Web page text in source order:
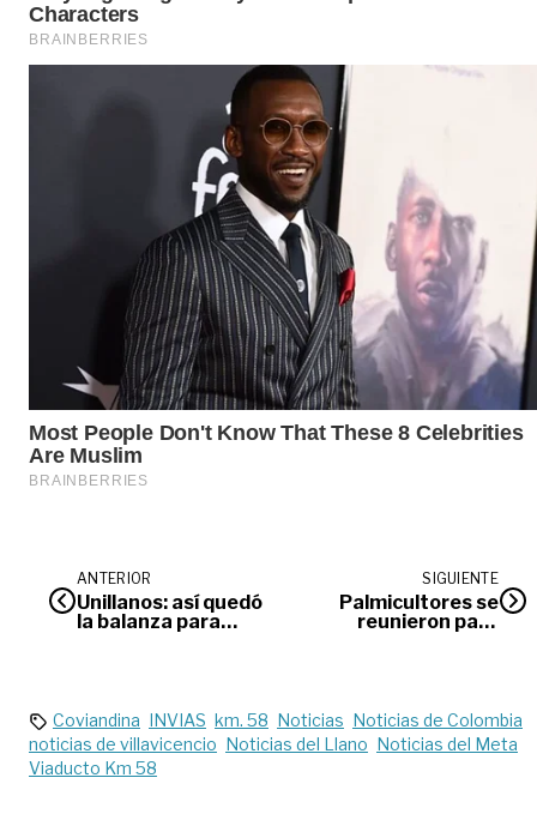
ANTERIOR
Unillanos: así quedó
la balanza para
SIGUIENTE
Palmicultores se
reunieron para
Coviandina INVIAS km. 58 Noticias Noticias de Colombia
noticias de villavicencio Noticias del Llano Noticias del Meta
Viaducto Km 58